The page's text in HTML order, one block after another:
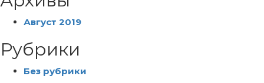
Август 2019
Рубрики
Без рубрики